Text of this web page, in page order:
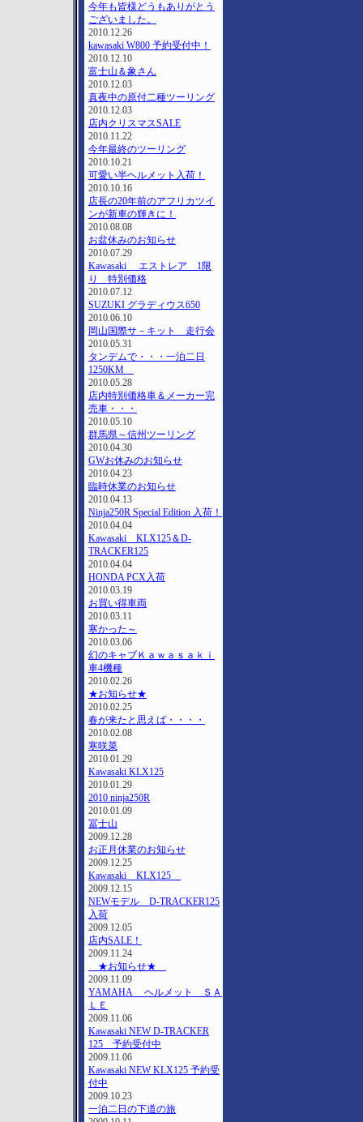
今年も皆様どうもありがとう
ございました。
2010.12.26
kawasaki W800 予約受付中！
2010.12.10
富士山＆象さん
2010.12.03
真夜中の原付二種ツーリング
2010.12.03
店内クリスマスSALE
2010.11.22
今年最終のツーリング
2010.10.21
可愛い半ヘルメット入荷！
2010.10.16
店長の20年前のアフリカツイ
ンが新車の輝きに！
2010.08.08
お盆休みのお知らせ
2010.07.29
Kawasaki エストレア 1限
り 特別価格
2010.07.12
SUZUKI グラディウス650
2010.06.10
岡山国際サ－キット 走行会
2010.05.31
タンデムで・・・一泊二日
1250KM
2010.05.28
店内特別価格車＆メーカー完
売車・・・
2010.05.10
群馬県～信州ツーリング
2010.04.30
GWお休みのお知らせ
2010.04.23
臨時休業のお知らせ
2010.04.13
Ninja250R Special Edition 入荷！
2010.04.04
Kawasaki KLX125＆D-
TRACKER125
2010.04.04
HONDA PCX入荷
2010.03.19
お買い得車両
2010.03.11
寒かった～
2010.03.06
幻のキャブＫａｗａｓａｋｉ
車4機種
2010.02.26
★お知らせ★
2010.02.25
春が来たと思えば・・・・
2010.02.08
寒咲菜
2010.01.29
Kawasaki KLX125
2010.01.29
2010 ninja250R
2010.01.09
冨士山
2009.12.28
お正月休業のお知らせ
2009.12.25
Kawasaki KLX125
2009.12.15
NEWモデル D-TRACKER125
入荷
2009.12.05
店内SALE！
2009.11.24
★お知らせ★
2009.11.09
YAMAHA ヘルメット ＳＡ
ＬＥ
2009.11.06
Kawasaki NEW D-TRACKER
125 予約受付中
2009.11.06
Kawasaki NEW KLX125 予約受
付中
2009.10.23
一泊二日の下道の旅